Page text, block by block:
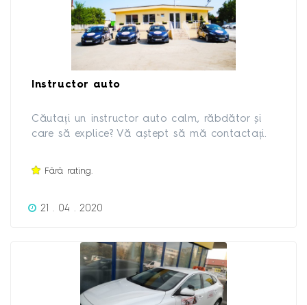
Instructor auto
Căutați un instructor auto calm, răbdător și
care să explice? Vă aștept să mă contactați.
șoferi Blitz SCOALA SE POATE ACHITA SI IN
RATE DISPONIBILITATE ÎN ORICE ZI A
CURSANTULUI CONDUCEREA O VETI FACE
Fără rating.
21 . 04 . 2020